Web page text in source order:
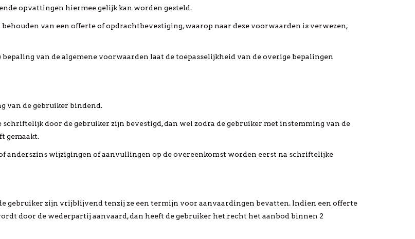
opvattingen hiermee gelijk kan worden gesteld.
van een offerte of opdrachtbevestiging, waarop naar deze voorwaarden is verwezen,
van de algemene voorwaarden laat de toepasselijkheid van de overige bepalingen
van de gebruiker bindend.
door de gebruiker zijn bevestigd, dan wel zodra de gebruiker met instemming van de
gemaakt.
anderszins wijzigingen of aanvullingen op de overeenkomst worden eerst na schriftelijke
gebruiker zijn vrijblijvend tenzij ze een termijn voor aanvaardingen bevatten. Indien een offerte
door de wederpartij aanvaard, dan heeft de gebruiker het recht het aanbod binnen 2